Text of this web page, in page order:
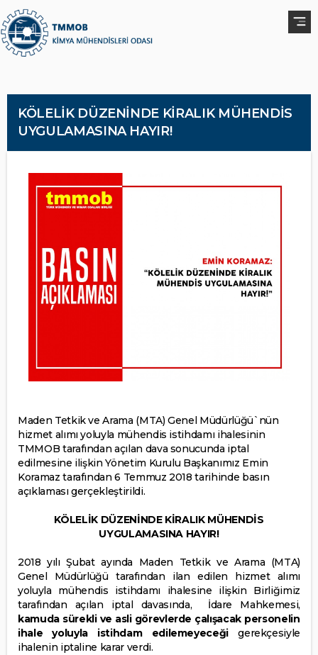
KÖLELİK DÜZENİNDE KİRALIK MÜHENDİS
UYGULAMASINA HAYIR!
Maden Tetkik ve Arama (MTA) Genel Müdürlüğü`nün
hizmet alımı yoluyla mühendis istihdamı ihalesinin
TMMOB tarafından açılan dava sonucunda iptal
edilmesine ilişkin Yönetim Kurulu Başkanımız Emin
Koramaz tarafından 6 Temmuz 2018 tarihinde basın
açıklaması gerçekleştirildi.
KÖLELİK DÜZENİNDE KİRALIK MÜHENDİS
UYGULAMASINA HAYIR!
2018 yılı Şubat ayında Maden Tetkik ve Arama (MTA)
Genel Müdürlüğü tarafından ilan edilen hizmet alımı
yoluyla mühendis istihdamı ihalesine ilişkin Birliğimiz
tarafından açılan iptal davasında, İdare Mahkemesi,
kamuda sürekli ve asli görevlerde çalışacak personelin
ihale yoluyla istihdam edilemeyeceği gerekçesiyle
ihalenin iptaline karar verdi.